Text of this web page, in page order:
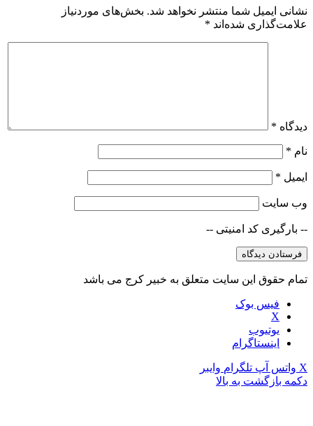
نشانی ایمیل شما منتشر نخواهد شد. بخش‌های موردنیاز
علامت‌گذاری شده‌اند *
دیدگاه *
نام *
ایمیل *
وب‌ سایت
-- بارگیری کد امنیتی --
تمام حقوق این سایت متعلق به خبیر کرج می باشد
فیس بوک
X
یوتیوب
اینستاگرام
X واتس آپ تلگرام وایبر
دکمه بازگشت به بالا